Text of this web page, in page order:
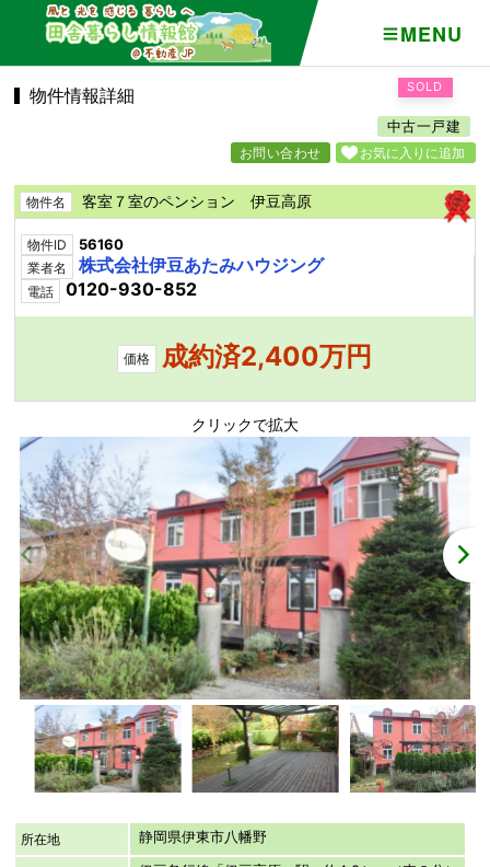
MENU
SOLD
物件情報詳細
中古一戸建
お気に入りに追加
お問い合わせ
物件名 客室７室のペンション 伊豆高原
物件ID 56160
業者名 株式会社伊豆あたみハウジング
電話 0120-930-852
価格 成約済2,400万円
クリックで拡大
所在地 静岡県伊東市八幡野